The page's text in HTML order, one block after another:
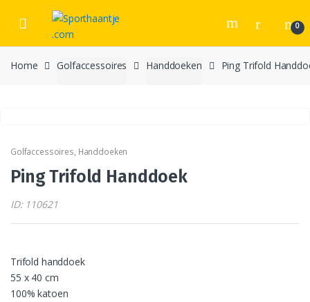
0
Home Golfaccessoires Handdoeken Ping Trifold
Golfaccessoires, Handdoeken
Ping Trifold Handdoek
ID: 110621
Trifold handdoek
55 x 40 cm
100% katoen